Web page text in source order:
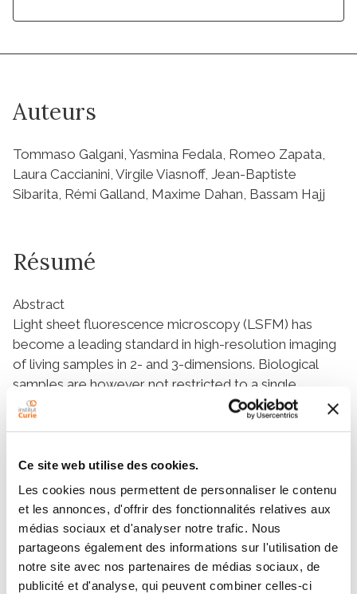
Ce site web utilise des cookies.
Les cookies nous permettent de personnaliser le contenu
et les annonces, d'offrir des fonctionnalités relatives aux
médias sociaux et d'analyser notre trafic. Nous
partageons également des informations sur l'utilisation de
notre site avec nos partenaires de médias sociaux, de
publicité et d'analyse, qui peuvent combiner celles-ci
Auteurs
Tommaso Galgani, Yasmina Fedala, Romeo Zapata,
Laura Caccianini, Virgile Viasnoff, Jean-Baptiste
Sibarita, Rémi Galland, Maxime Dahan, Bassam Hajj
Résumé
Abstract
Light sheet fluorescence microscopy (LSFM) has
become a leading standard in high-resolution imaging
of living samples in 2- and 3-dimensions. Biological
samples are however not restricted to a single
observation plane and several molecular processes
evolve rapidly in 3D. The conventional mechanical
observable dynamics and are usually restricted in
resolution. Here we introduce a new strategy for
instantaneous volumetric excitation and volumetric
imaging of single-molecules in cell aggregates. The
technique combines, for the first time, the use of light
sheet microscopy and multifocus microscopy (MFM)
and enables a volumetric 4D imaging of biological